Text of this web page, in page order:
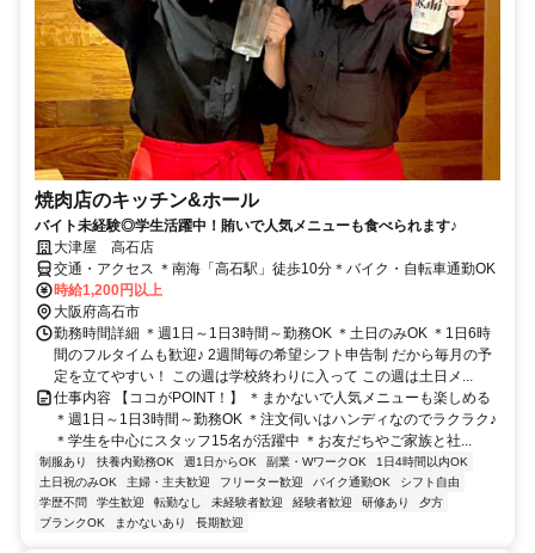
焼肉店のキッチン&ホール
バイト未経験◎学生活躍中！賄いで人気メニューも食べられます♪
大津屋 高石店
交通・アクセス ＊南海「高石駅」徒歩10分＊バイク・自転車通勤OK
時給1,200円以上
大阪府高石市
勤務時間詳細 ＊週1日～1日3時間～勤務OK ＊土日のみOK ＊1日6時
間のフルタイムも歓迎♪ 2週間毎の希望シフト申告制 だから毎月の予
定を立てやすい！ この週は学校終わりに入って この週は土日メ...
仕事内容 【ココがPOINT！】 ＊まかないで人気メニューも楽しめる
＊週1日～1日3時間～勤務OK ＊注文伺いはハンディなのでラクラク♪
＊学生を中心にスタッフ15名が活躍中 ＊お友だちやご家族と社...
制服あり 扶養内勤務OK 週1日からOK 副業・WワークOK
1日4時間以内OK
土日祝のみOK
主婦・主夫歓迎 フリーター歓迎 バイク通勤OK
シフト自由
学歴不問
学生歓迎 転勤なし 未経験者歓迎 経験者歓迎 研修あり
夕方
ブランクOK
まかないあり 長期歓迎